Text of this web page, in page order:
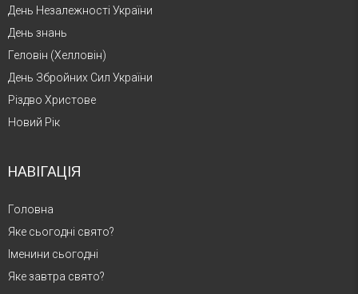
День Незалежності України
День знань
Геловін (Хелловін)
День Збройних Сил України
Різдво Христове
Новий Рік
НАВІГАЦІЯ
Головна
Яке сьогодні свято?
Іменини сьогодні
Яке завтра свято?